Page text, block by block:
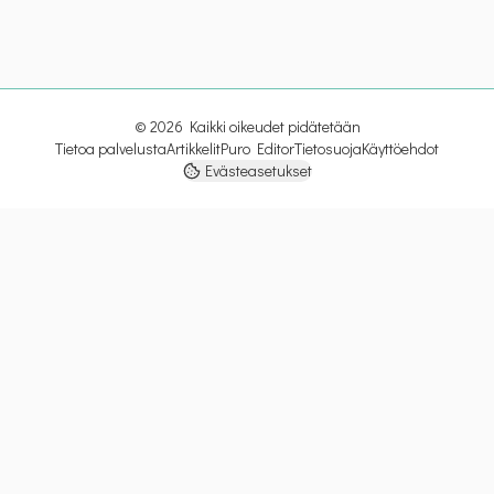
© 2026 Kaikki oikeudet pidätetään
Tietoa palvelustaArtikkelitPuro EditorTietosuojaKäyttöehdot
Evästeasetukset